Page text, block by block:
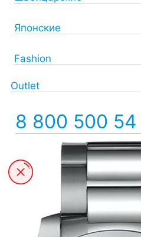
Японские
Fashion
Outlet
8 800 500 54